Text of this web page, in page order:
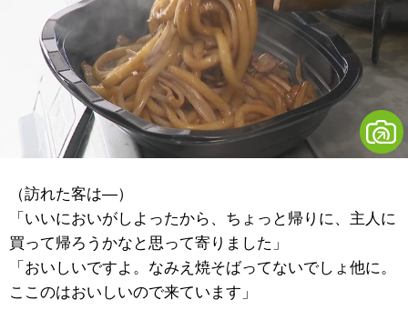
（訪れた客は―）
「いいにおいがしよったから、ちょっと帰りに、主人に
買って帰ろうかなと思って寄りました」
「おいしいですよ。なみえ焼そばってないでしょ他に。
ここのはおいしいので来ています」